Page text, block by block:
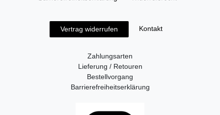
Vertrag widerrufen Kontakt
Zahlungsarten
Lieferung / Retouren
Bestellvorgang
Barrierefreiheitserklärung